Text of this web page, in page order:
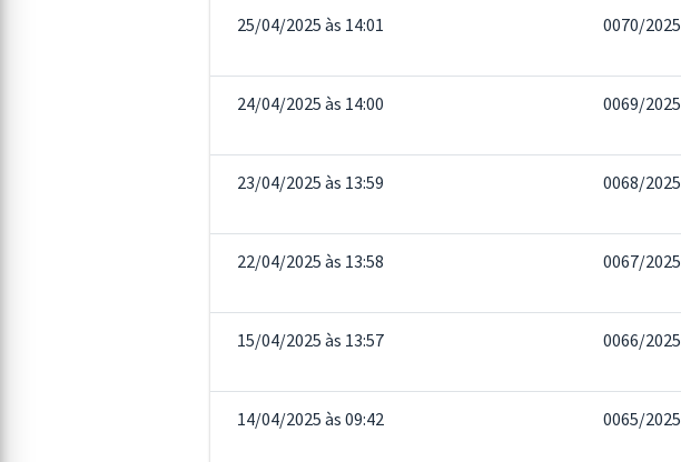
25/04/2025 às 14:01 0070/2025
24/04/2025 às 14:00 0069/2025
23/04/2025 às 13:59 0068/2025
22/04/2025 às 13:58 0067/2025
15/04/2025 às 13:57 0066/2025
14/04/2025 às 09:42 0065/2025